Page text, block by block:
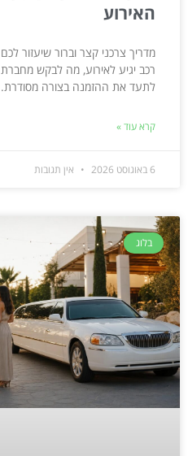
האירוע
מדריך צרכני קצר וברור שיעזור
רכב יגיע לאירוע, מה לבקש מחברת
לתעד את ההזמנה בצורה מסודרת.
קרא עוד »
6 באוגוסט 2026 אין תגובות
בלוג